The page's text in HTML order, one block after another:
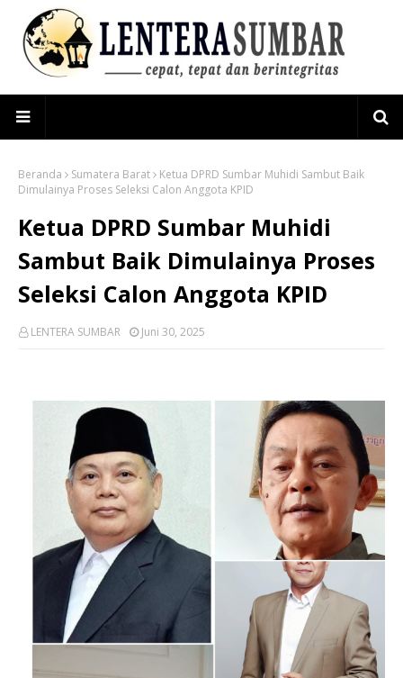
Beranda Sumatera Barat
Ketua DPRD Sumbar Muhidi Sambut Baik
Dimulainya Proses Seleksi Calon Anggota KPID
Ketua DPRD Sumbar Muhidi
Sambut Baik Dimulainya Proses
Seleksi Calon Anggota KPID
LENTERA SUMBAR Juni 30, 2025